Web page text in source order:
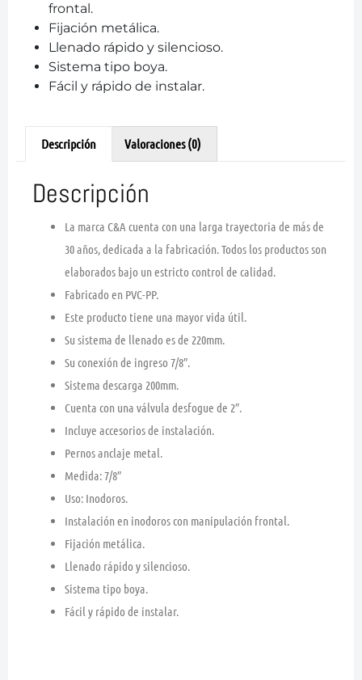
frontal.
Fijación metálica.
Llenado rápido y silencioso.
Sistema tipo boya.
Fácil y rápido de instalar.
Descripción Valoraciones (0)
Descripción
La marca C&A cuenta con una larga trayectoria de más de
30 años, dedicada a la fabricación. Todos los productos son
elaborados bajo un estricto control de calidad.
Fabricado en PVC-PP.
Este producto tiene una mayor vida útil.
Su sistema de llenado es de 220mm.
Su conexión de ingreso 7/8″.
Sistema descarga 200mm.
Cuenta con una válvula desfogue de 2″.
Incluye accesorios de instalación.
Pernos anclaje metal.
Medida: 7/8″
Uso: Inodoros.
Instalación en inodoros con manipulación frontal.
Fijación metálica.
Llenado rápido y silencioso.
Sistema tipo boya.
Fácil y rápido de instalar.